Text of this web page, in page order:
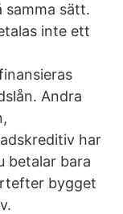
samma sätt.
inte ett
Andra
har
betalar bara
bygget